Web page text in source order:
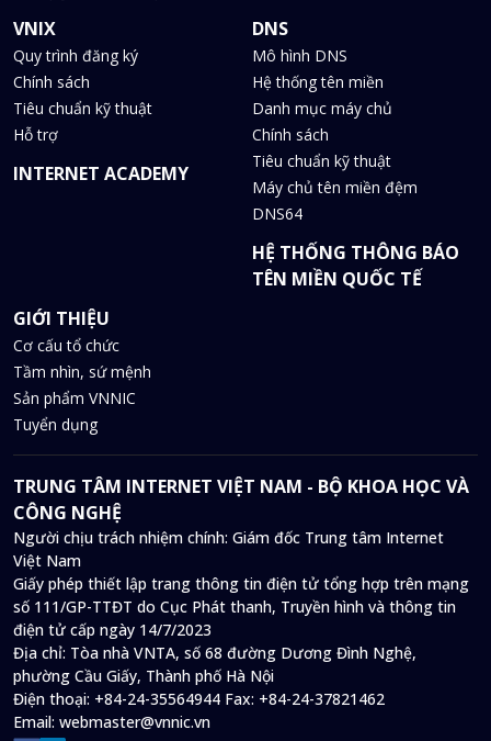
VNIX
Quy trình đăng ký
Chính sách
Tiêu chuẩn kỹ thuật
Hỗ trợ
INTERNET ACADEMY
DNS
Mô hình DNS
Hệ thống tên miền
Danh mục máy chủ
Chính sách
Tiêu chuẩn kỹ thuật
Máy chủ tên miền đệm
DNS64
HỆ THỐNG THÔNG BÁO
TÊN MIỀN QUỐC TẾ
GIỚI THIỆU
Cơ cấu tổ chức
Tầm nhìn, sứ mệnh
Sản phẩm VNNIC
Tuyển dụng
TRUNG TÂM INTERNET VIỆT NAM - BỘ KHOA HỌC VÀ
CÔNG NGHỆ
Người chịu trách nhiệm chính: Giám đốc Trung tâm Internet
Việt Nam
Giấy phép thiết lập trang thông tin điện tử tổng hợp trên mạng
số 111/GP-TTĐT do Cục Phát thanh, Truyền hình và thông tin
điện tử cấp ngày 14/7/2023
Địa chỉ: Tòa nhà VNTA, số 68 đường Dương Đình Nghệ,
phường Cầu Giấy, Thành phố Hà Nội
Điện thoại: +84-24-35564944 Fax: +84-24-37821462
Email: webmaster@vnnic.vn